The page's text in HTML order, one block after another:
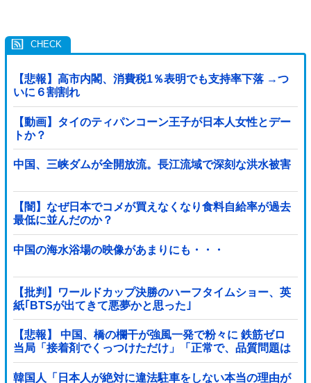
【悲報】高市内閣、消費税1％表明でも支持率下落 →つ
いに６割割れ
【動画】タイのティパンコーン王子が日本人女性とデー
トか？
中国、三峡ダムが全開放流。長江流域で深刻な洪水被害
【闇】なぜ日本でコメが買えなくなり食料自給率が過去
最低に並んだのか？
中国の海水浴場の映像があまりにも・・・
【批判】ワールドカップ決勝のハーフタイムショー、英
紙｢BTSが出てきて悪夢かと思った｣
【悲報】 中国、橋の欄干が強風一発で粉々に 鉄筋ゼロ
当局「接着剤でくっつけただけ」「正常で、品質問題は
ない」
韓国人「日本人が絶対に違法駐車をしない本当の理由が